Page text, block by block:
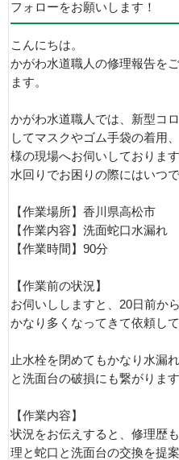
フォローをお願いします！
こんにちは。
かがわ水道職人の修理報告を
ます。
かがわ水道職人では、新型コ
してマスクやゴム手袋の着用
様の現場へお伺いしております
水回りでお困りの際にはいつ
【作業場所】香川県高松市
【作業内容】洗面蛇口水漏れ
【作業時間】90分
【作業前の状況】
お伺いししますと、20日前か
かなり多くなってきて依頼し
止水栓を閉めてもかなり水漏
と洗面台の破損にも繋がります
【作業内容】
状況をお伝えすると、修理歴
理と蛇口と洗面台の交換を提